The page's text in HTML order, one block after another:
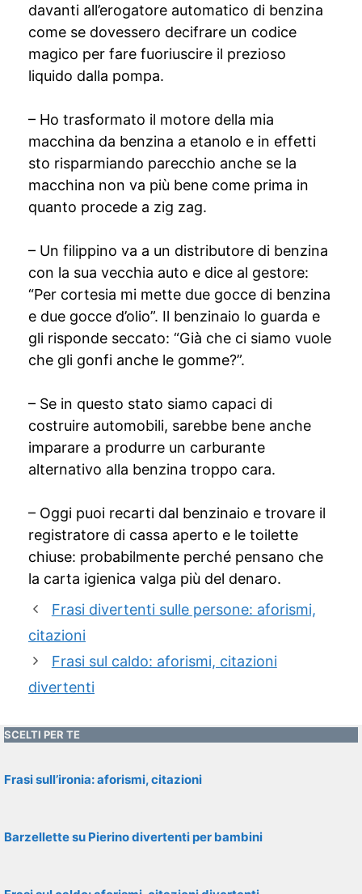
davanti all’erogatore automatico di benzina
come se dovessero decifrare un codice
magico per fare fuoriuscire il prezioso
liquido dalla pompa.
– Ho trasformato il motore della mia
macchina da benzina a etanolo e in effetti
sto risparmiando parecchio anche se la
macchina non va più bene come prima in
quanto procede a zig zag.
– Un filippino va a un distributore di benzina
con la sua vecchia auto e dice al gestore:
“Per cortesia mi mette due gocce di benzina
e due gocce d’olio”. Il benzinaio lo guarda e
gli risponde seccato: “Già che ci siamo vuole
che gli gonfi anche le gomme?”.
– Se in questo stato siamo capaci di
costruire automobili, sarebbe bene anche
imparare a produrre un carburante
alternativo alla benzina troppo cara.
– Oggi puoi recarti dal benzinaio e trovare il
registratore di cassa aperto e le toilette
chiuse: probabilmente perché pensano che
la carta igienica valga più del denaro.
Frasi divertenti sulle persone: aforismi,
citazioni
Frasi sul caldo: aforismi, citazioni
divertenti
SCELTI PER TE
Frasi sull’ironia: aforismi, citazioni
Barzellette su Pierino divertenti per bambini